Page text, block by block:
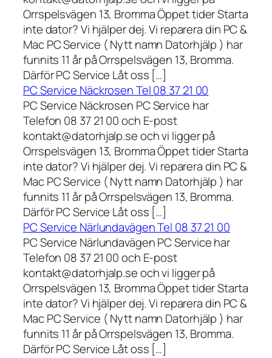
Orrspelsvägen 13, Bromma Öppet tider Starta
inte dator? Vi hjälper dej. Vi reparera din PC &
Mac PC Service ( Nytt namn Datorhjälp ) har
funnits 11 år på Orrspelsvägen 13, Bromma.
Därför PC Service Låt oss […]
PC Service Näckrosen Tel 08 37 21 00
PC Service Näckrosen PC Service har
Telefon 08 37 21 00 och E-post
kontakt@datorhjalp.se och vi ligger på
Orrspelsvägen 13, Bromma Öppet tider Starta
inte dator? Vi hjälper dej. Vi reparera din PC &
Mac PC Service ( Nytt namn Datorhjälp ) har
funnits 11 år på Orrspelsvägen 13, Bromma.
Därför PC Service Låt oss […]
PC Service Närlundavägen Tel 08 37 21 00
PC Service Närlundavägen PC Service har
Telefon 08 37 21 00 och E-post
kontakt@datorhjalp.se och vi ligger på
Orrspelsvägen 13, Bromma Öppet tider Starta
inte dator? Vi hjälper dej. Vi reparera din PC &
Mac PC Service ( Nytt namn Datorhjälp ) har
funnits 11 år på Orrspelsvägen 13, Bromma.
Därför PC Service Låt oss […]